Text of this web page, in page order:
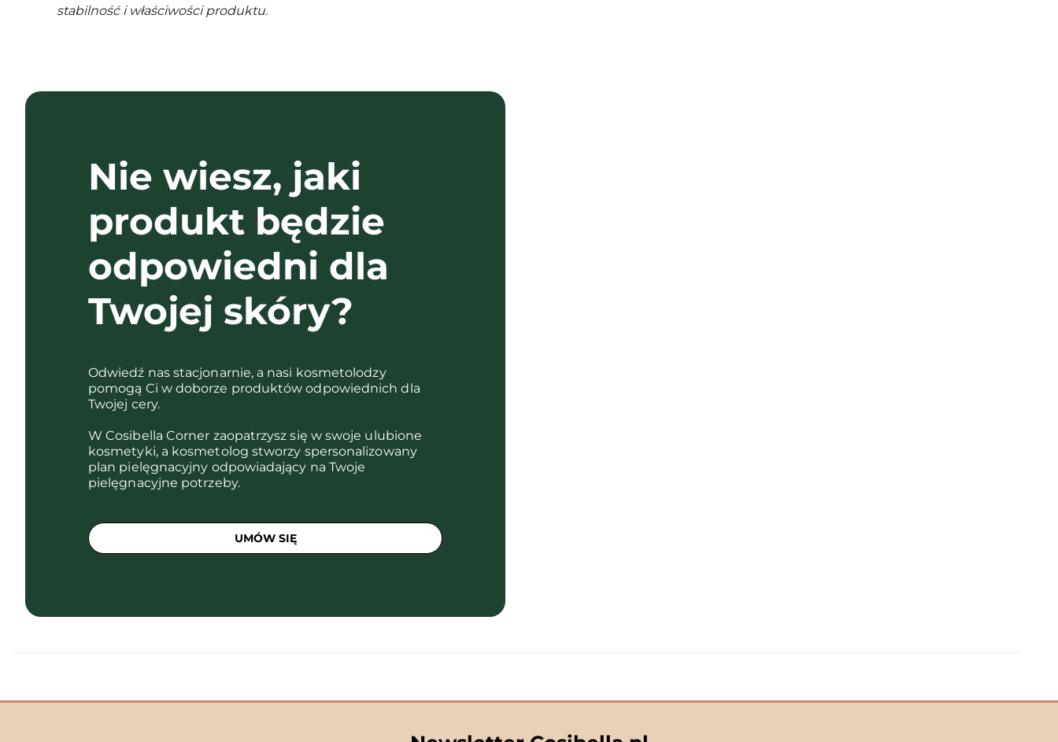
stabilność i właściwości produktu.
Nie wiesz, jaki
produkt będzie
odpowiedni dla
Twojej skóry?
Odwiedź nas stacjonarnie, a nasi kosmetolodzy
pomogą Ci w doborze produktów odpowiednich dla
Twojej cery.
W Cosibella Corner zaopatrzysz się w swoje ulubione
kosmetyki, a kosmetolog stworzy spersonalizowany
plan pielęgnacyjny odpowiadający na Twoje
pielęgnacyjne potrzeby.
UMÓW SIĘ